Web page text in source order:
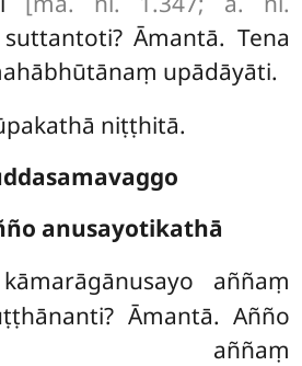
Āmantā. Tena
upādāyāti.
niṭṭhitā.
anusayotikathā
aññaṃ
Āmantā. Añño
aññaṃ